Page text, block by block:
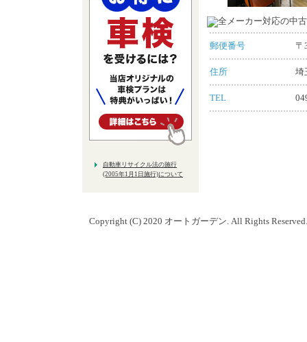
自動車リサイクル法の施行
(2005年1月1日施行)について
郵便番号 〒
住所 埼
TEL
Copyright (C) 2020 オートガーデン. All Rights Reserved.